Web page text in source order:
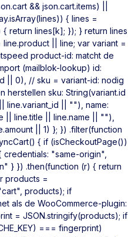
&& json.cart.items) ||
{ lines =
return lines[k]; }); } return lines
|| line; var variant =
product-id: matcht de
(mailblok-lookup) id:
|| 0), // sku = variant-id: nodig
herstellen sku: String(variant.id
line.variant_id || ""), name:
|| line.title || line.name || ""),
|| 1) }; }) .filter(function
{ if (isCheckoutPage())
"same-origin",
} }) .then(function (r) { return
products =
products); if
als de WooCommerce-plugin:
= JSON.stringify(products); if
=== fingerprint)